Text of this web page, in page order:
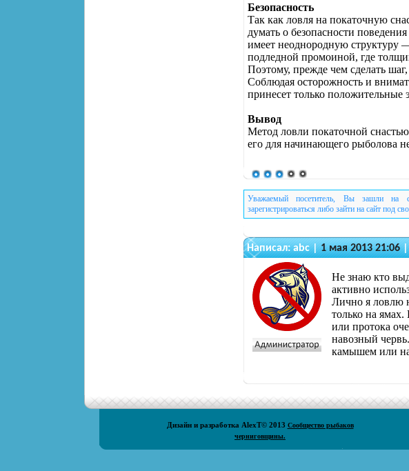
Безопасность
Так как ловля на покаточную
думать о безопасности
имеет неоднородную структуру
подледной промоиной, где
Поэтому, прежде чем сделать
Соблюдая осторожность и
принесет только положительные
Вывод
Метод ловли покаточной
его для начинающего рыболова
Уважаемый посетитель, Вы зашли на
зарегистрироваться либо зайти на сайт под
Написал:abc|1 мая 2013 21:06|
Не знаю кто
активно
Лично я ловлю
только на ямах.
или протока
навозный
камышем или на
Дизайн и разработка AlexT© 2013 Сообщество рыбаков
черниговщины.